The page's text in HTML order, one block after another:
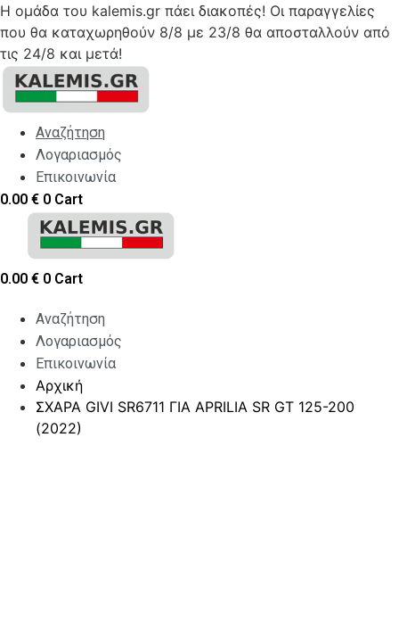
Η ομάδα του kalemis.gr πάει διακοπές! Οι παραγγελίες
που θα καταχωρηθούν 8/8 με 23/8 θα αποσταλλούν από
τις 24/8 και μετά!
Skip
content
Αναζήτηση
Λογαριασμός
Επικοινωνία
0.00 € 0 Cart
0.00 € 0 Cart
Αναζήτηση
Λογαριασμός
Επικοινωνία
Αρχική
ΣΧΑΡΑ GIVI SR6711 ΓΙΑ APRILIA SR GT 125-200
(2022)